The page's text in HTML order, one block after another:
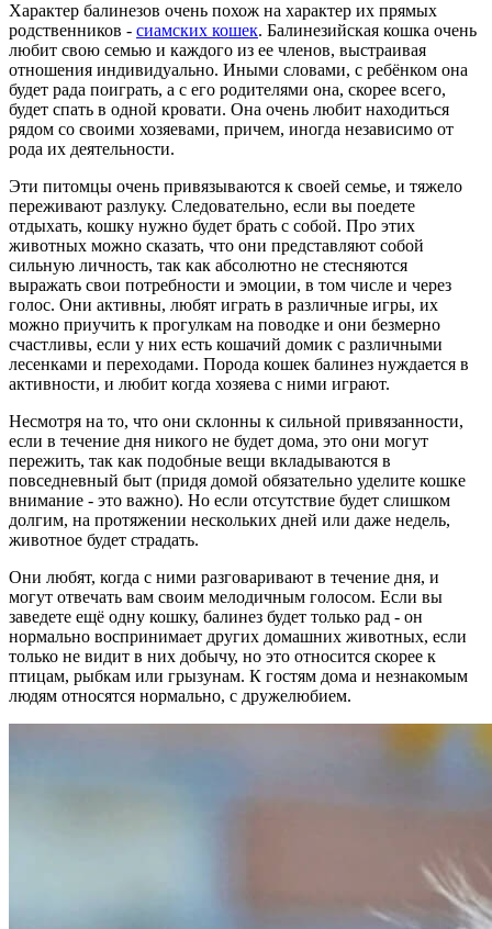
Характер балинезов очень похож на характер их прямых
родственников - сиамских кошек. Балинезийская кошка очень
любит свою семью и каждого из ее членов, выстраивая
отношения индивидуально. Иными словами, с ребёнком она
будет рада поиграть, а с его родителями она, скорее всего,
будет спать в одной кровати. Она очень любит находиться
рядом со своими хозяевами, причем, иногда независимо от
рода их деятельности.
Эти питомцы очень привязываются к своей семье, и тяжело
переживают разлуку. Следовательно, если вы поедете
отдыхать, кошку нужно будет брать с собой. Про этих
животных можно сказать, что они представляют собой
сильную личность, так как абсолютно не стесняются
выражать свои потребности и эмоции, в том числе и через
голос. Они активны, любят играть в различные игры, их
можно приучить к прогулкам на поводке и они безмерно
счастливы, если у них есть кошачий домик с различными
лесенками и переходами. Порода кошек балинез нуждается в
активности, и любит когда хозяева с ними играют.
Несмотря на то, что они склонны к сильной привязанности,
если в течение дня никого не будет дома, это они могут
пережить, так как подобные вещи вкладываются в
повседневный быт (придя домой обязательно уделите кошке
внимание - это важно). Но если отсутствие будет слишком
долгим, на протяжении нескольких дней или даже недель,
животное будет страдать.
Они любят, когда с ними разговаривают в течение дня, и
могут отвечать вам своим мелодичным голосом. Если вы
заведете ещё одну кошку, балинез будет только рад - он
нормально воспринимает других домашних животных, если
только не видит в них добычу, но это относится скорее к
птицам, рыбкам или грызунам. К гостям дома и незнакомым
людям относятся нормально, с дружелюбием.